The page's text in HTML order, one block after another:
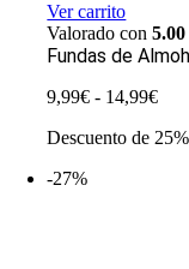
Ver carrito
Valorado con5.00
Fundas de
9,99€ - 14,99€
Descuento de 25%
-27%